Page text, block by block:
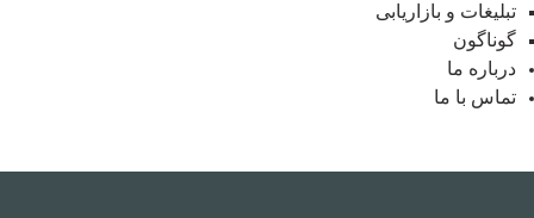
تبلیغات و بازاریابی
گوناگون
درباره ما
تماس با ما